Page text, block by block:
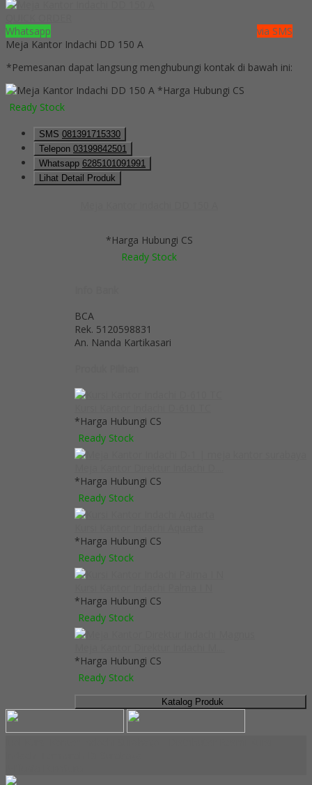
Whatsapp
via SMS
Meja Kantor Indachi DD 150 A
*Pemesanan dapat langsung menghubungi kontak di bawah ini:
*Harga Hubungi CS
Ready Stock
SMS 081391715330
Telepon 03199842501
Whatsapp 6285101091991
Lihat Detail Produk
*Harga Hubungi CS
Ready Stock
BCA
Rek. 5120598831
An. Nanda Kartikasari
*Harga Hubungi CS
Ready Stock
*Harga Hubungi CS
Ready Stock
*Harga Hubungi CS
Ready Stock
*Harga Hubungi CS
Ready Stock
*Harga Hubungi CS
Ready Stock
Katalog Produk